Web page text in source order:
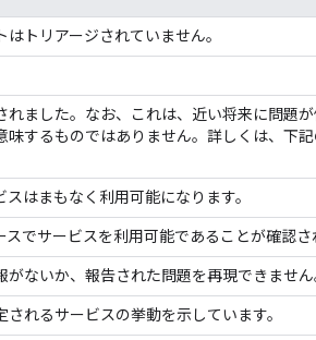
トリアージされていません。
れました。なお、これは、近い将来に問題
味するものではありません。詳しくは、下記
はまもなく利用可能になります。
でサービスを利用可能であることが確認さ
ないか、報告された問題を再現できません
れるサービスの挙動を示しています。